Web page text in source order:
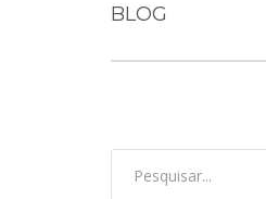
BLOG